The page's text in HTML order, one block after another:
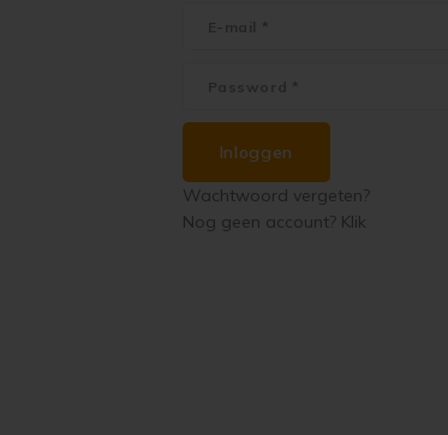
Inloggen
Wachtwoord vergeten?
Nog geen account? Klik